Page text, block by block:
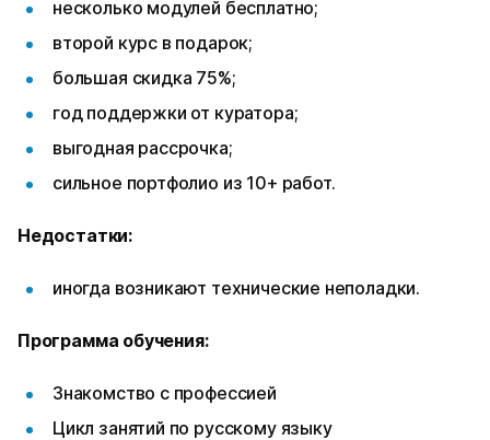
несколько модулей бесплатно;
второй курс в подарок;
большая скидка 75%;
год поддержки от куратора;
выгодная рассрочка;
сильное портфолио из 10+ работ.
Недостатки:
иногда возникают технические неполадки.
Программа обучения:
Знакомство с профессией
Цикл занятий по русскому языку